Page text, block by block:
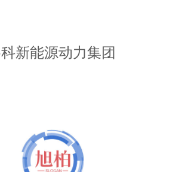
新能源动力集团